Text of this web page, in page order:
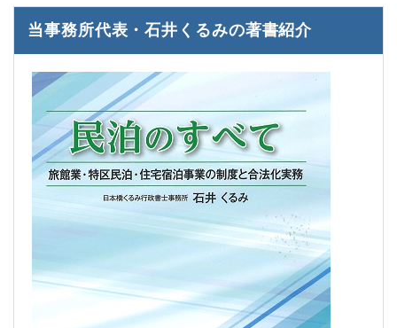
当事務所代表・石井くるみの著書紹介